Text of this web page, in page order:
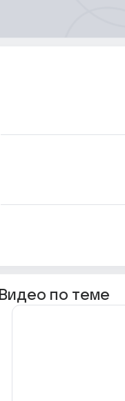
Видео по теме